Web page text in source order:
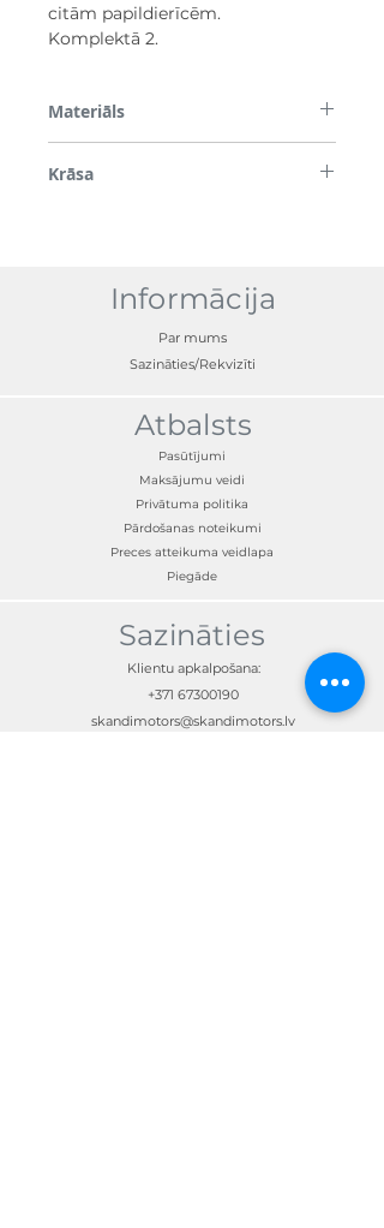
citām papildierīcēm.
Komplektā 2.
Materiāls
Krāsa
Informācija
Par mums
Sazināties/Rekvizīti
Atbalsts
Pasūtījumi
Maksājumu veidi
Privātuma politika
Pārdošanas noteikumi
Preces atteikuma veidlapa
Piegāde
Sazināties
Klientu apkalpošana:
+371 67300190
skandimotors@skandimotors.lv